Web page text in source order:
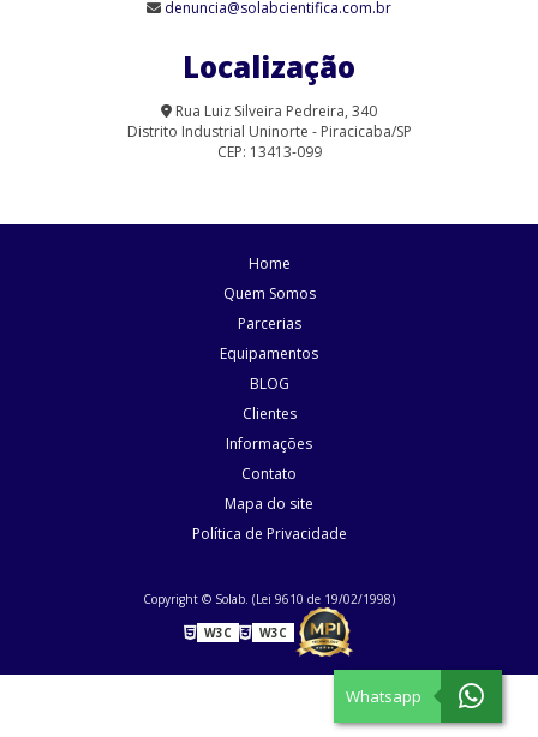
denuncia@solabcientifica.com.br
Localização
Rua Luiz Silveira Pedreira, 340
Distrito Industrial Uninorte - Piracicaba/SP
CEP: 13413-099
Home
Quem Somos
Parcerias
Equipamentos
BLOG
Clientes
Informações
Contato
Mapa do site
Política de Privacidade
Copyright © Solab. (Lei 9610 de 19/02/1998)
W3C
W3C
Whatsapp